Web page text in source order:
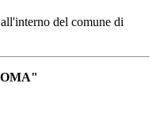
del comune di